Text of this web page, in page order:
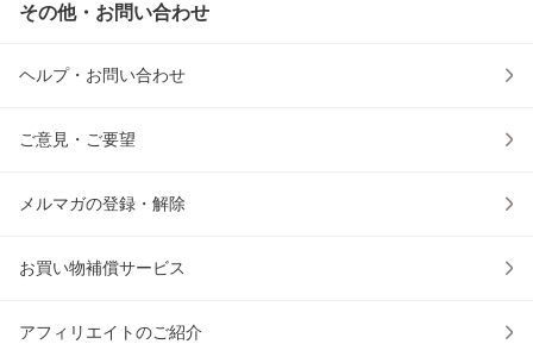
その他・お問い合わせ
ヘルプ・お問い合わせ
ご意見・ご要望
メルマガの登録・解除
お買い物補償サービス
アフィリエイトのご紹介